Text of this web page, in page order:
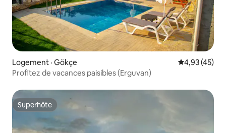
Logement · Gökçe Note
4,93 (45)
Profitez de vacances paisibles (Erguvan)
Superhôte
Superhôte